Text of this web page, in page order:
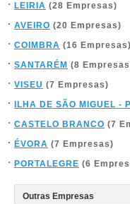
LEIRIA (28 Empresas)
AVEIRO (20 Empresas)
COIMBRA (16 Empresas)
SANTARÉM (8
VISEU (7 Empresas)
ILHA DE SÃO MIGUEL -
CASTELO BRANCO (7
ÉVORA (7 Empresas)
PORTALEGRE (6